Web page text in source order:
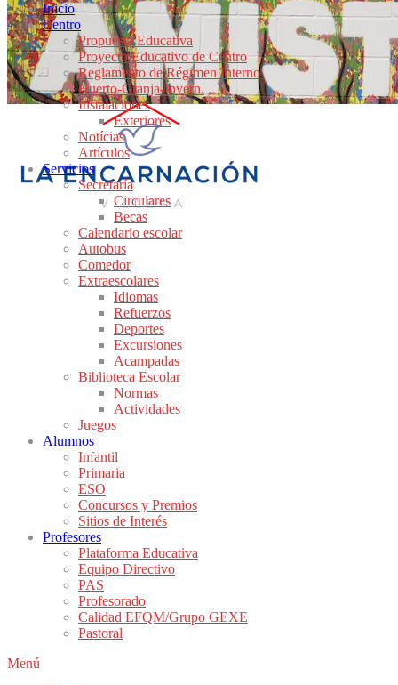
Inicio
Centro
Propuesta Educativa
Proyecto Educativo de Centro
Reglamento de Régimen Interno
Huerto-Granja-Invern.
Instalaciones
Exteriores
Notícias
Artículos
Servicios
Secretaría
Circulares
Becas
Calendario escolar
Autobus
Comedor
Extraescolares
Idiomas
Refuerzos
Deportes
Excursiones
Acampadas
Biblioteca Escolar
Normas
Actividades
Juegos
Alumnos
Infantil
Primaria
ESO
Concursos y Premios
Sitios de Interés
Profesores
Plataforma Educativa
Equipo Directivo
PAS
Profesorado
Calidad EFQM/Grupo GEXE
Pastoral
Menú